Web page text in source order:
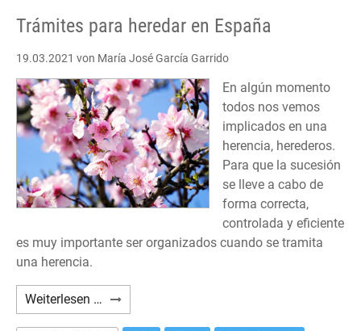
Trámites para heredar en España
19.03.2021 von María José García Garrido
En algún momento
todos nos vemos
implicados en una
herencia, herederos.
Para que la sucesión
se lleve a cabo de
forma correcta,
controlada y eficiente
es muy importante ser organizados cuando se tramita
una herencia.
Weiterlesen … Trámites
para